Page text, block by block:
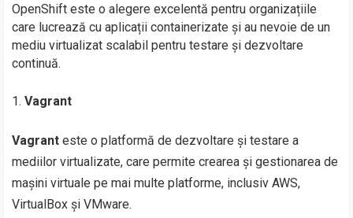
OpenShift este o alegere excelentă pentru organizațiile
care lucrează cu aplicații containerizate și au nevoie de un
mediu virtualizat scalabil pentru testare și dezvoltare
continuă.
Vagrant
Vagrant este o platformă de dezvoltare și testare a
mediilor virtualizate, care permite crearea și gestionarea de
mașini virtuale pe mai multe platforme, inclusiv AWS,
VirtualBox și VMware.